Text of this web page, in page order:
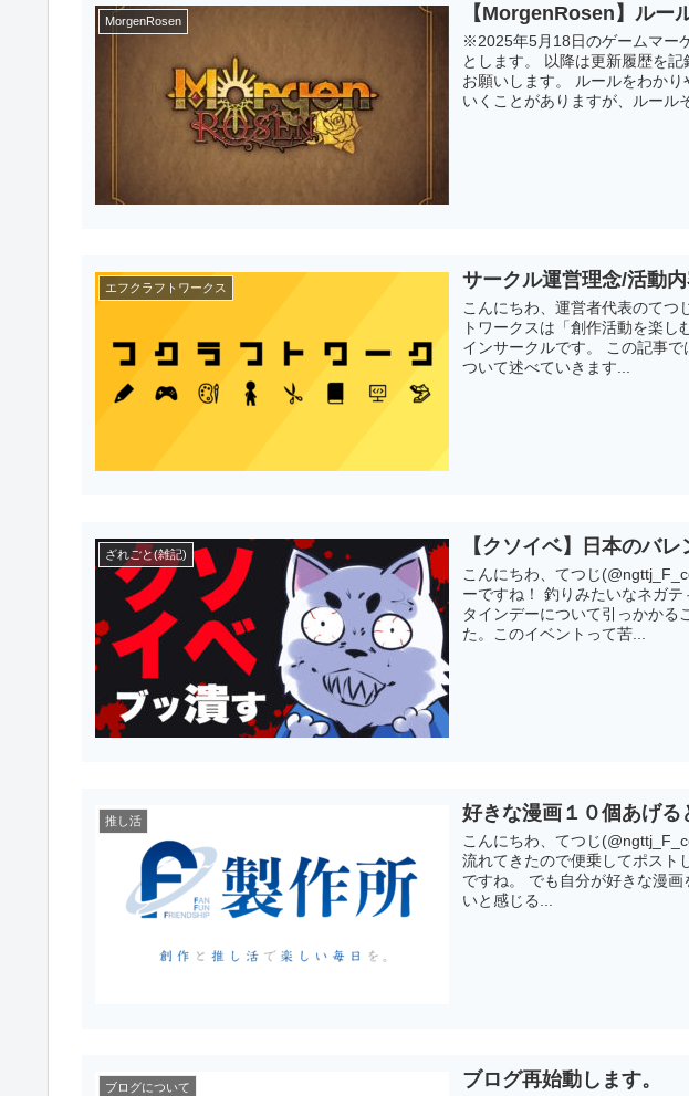
MorgenRosen 【MorgenRosen】ルー
※2025年5月18日のゲームマー
とします。 以降は更新履歴を
お願いします。 ルールをわか
いくことがありますが、ルール
エフクラフトワークス サークル運営理念/活動内
こんにちわ、運営者代表のてつ
トワークスは「創作活動を楽し
インサークルです。 この記事
ついて述べていきます...
ざれごと(雑記) 【クソイベ】日本のバ
こんにちわ、てつじ
ーですね！ 釣りみたいなネガ
タインデーについて引っかかる
た。このイベントって苦...
推し活 好きな漫画１０個あげ
こんにちわ、てつじ
流れてきたので便乗してポスト
ですね。 でも自分が好きな漫
いと感じる...
ブログについて ブログ再始動します。